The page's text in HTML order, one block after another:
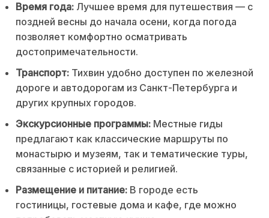
Время года: Лучшее время для путешествия — с
поздней весны до начала осени, когда погода
позволяет комфортно осматривать
достопримечательности.
Транспорт: Тихвин удобно доступен по железной
дороге и автодорогам из Санкт-Петербурга и
других крупных городов.
Экскурсионные программы: Местные гиды
предлагают как классические маршруты по
монастырю и музеям, так и тематические туры,
связанные с историей и религией.
Размещение и питание: В городе есть
гостиницы, гостевые дома и кафе, где можно